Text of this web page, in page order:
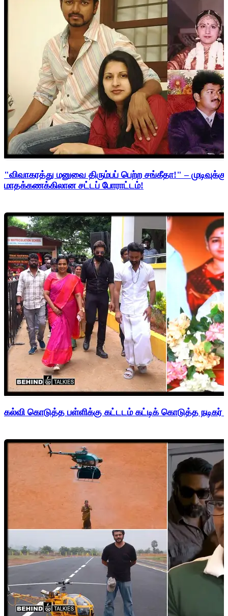
"விவாகரத்து மனுவை திரும்பப் பெற்ற சங்கீதா!" –
மாதக்கணக்கிலான சட்டப் போராட்டம்!
கல்வி கொடுத்த பள்ளிக்கு கட்டடம் கட்டிக் கொடுத்த நடிகர்